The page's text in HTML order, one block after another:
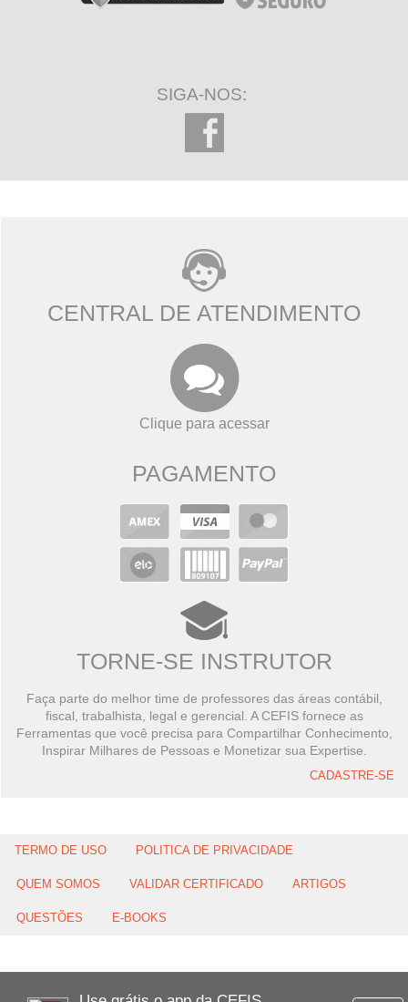
SIGA-NOS:
CENTRAL DE ATENDIMENTO
Clique para acessar
PAGAMENTO
TORNE-SE INSTRUTOR
Faça parte do melhor time de professores das áreas contábil,
fiscal, trabalhista, legal e gerencial. A CEFIS fornece as
Ferramentas que você precisa para Compartilhar Conhecimento,
Inspirar Milhares de Pessoas e Monetizar sua Expertise.
CADASTRE-SE
TERMO DE USO POLITICA DE PRIVACIDADE
QUEM SOMOS VALIDAR CERTIFICADO ARTIGOS
QUESTÕES E-BOOKS